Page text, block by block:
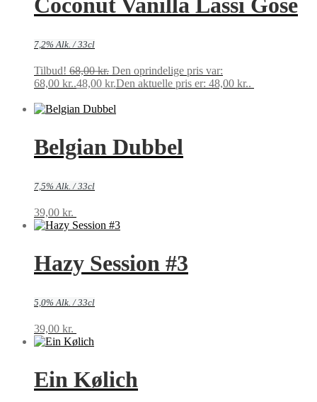
7,2% Alk. / 33cl
Tilbud! 68,00kr. Den oprindelige pris var:
68,00 kr..48,00 kr.Den aktuelle pris er: 48,00 kr..
Belgian Dubbel
7,5% Alk. / 33cl
39,00 kr.
Hazy Session #3
5,0% Alk. / 33cl
39,00 kr.
Ein Kølich